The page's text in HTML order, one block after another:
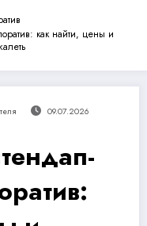
как найти, цены и
09.07.2026